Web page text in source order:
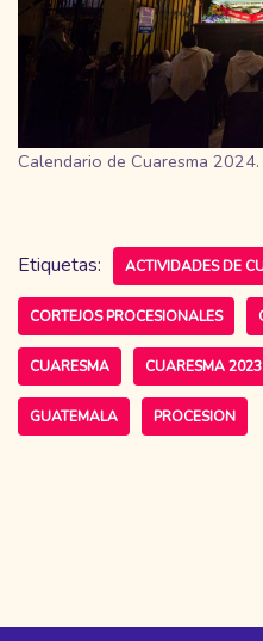
Calendario de Cuaresma 2024.
Etiquetas: ACTIVIDADES DE
CORTEJOS PROCESIONALES
CUARESMA CUARESMA 2023
GUATEMALA PROCESION